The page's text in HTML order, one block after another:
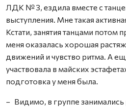
ЛДК № 3, ездила вместе с
выступления. Мне такая
Кстати, занятия танцами потом
меня оказалась хорошая
движений и чувство ритма. А
участвовала в майских
подготовка у меня была.
– Видимо, в группе